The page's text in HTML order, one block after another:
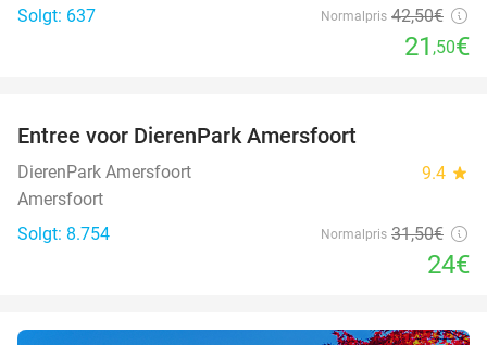
Solgt: 637
Normalpris 42,50€
21 ,50€
Entree voor DierenPark Amersfoort
DierenPark Amersfoort 9.4 star
Amersfoort
Solgt: 8.754
Normalpris 31,50€
24€